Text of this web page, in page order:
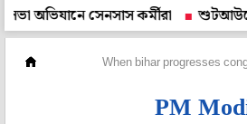
সেনসাস কর্মীরা
শুটআউটের নেপথ্যে
When bihar progresses
PM